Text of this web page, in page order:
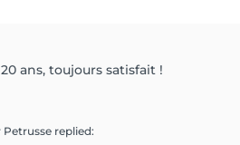
ans, toujours satisfait !
replied: